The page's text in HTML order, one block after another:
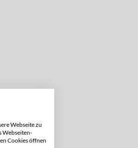
Webseite zu
Webseiten-
Cookies öffnen